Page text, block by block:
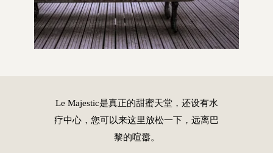
Le Majestic是真正的甜蜜天堂，还设有水
疗中心，您可以来这里放松一下，远离巴
黎的喧嚣。